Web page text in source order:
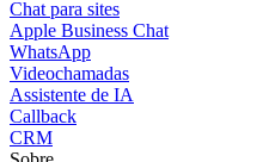
Chat para sites
Apple Business Chat
WhatsApp
Videochamadas
Assistente de IA
Callback
CRM